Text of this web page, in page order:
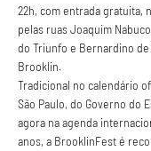
22h, com entrada gratuita,
pelas ruas Joaquim
do Triunfo e Bernardino
Brooklin.
Tradicional no calendário
São Paulo, do Governo do
agora na agenda
anos, a BrooklinFest é